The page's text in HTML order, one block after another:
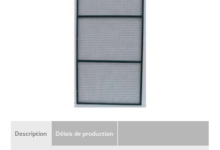
Description Délais de production